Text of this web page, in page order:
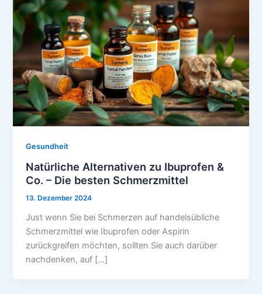
Gesundheit
Natürliche Alternativen zu Ibuprofen &
Co. – Die besten Schmerzmittel
13. Dezember 2024
Just wenn Sie bei Schmerzen auf handelsübliche
Schmerzmittel wie Ibuprofen oder Aspirin
zurückgreifen möchten, sollten Sie auch darüber
nachdenken, auf […]